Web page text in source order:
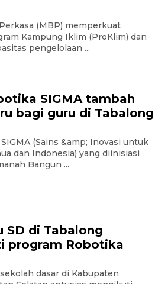
(MBP) memperkuat
Kampung Iklim (ProKlim) dan
pengelolaan ...
SIGMA tambah
bagi guru di Tabalong
(Sains &amp; Inovasi untuk
dan Indonesia) yang diinisiasi
Bangun ...
SD di Tabalong
program Robotika
dasar di Kabupaten